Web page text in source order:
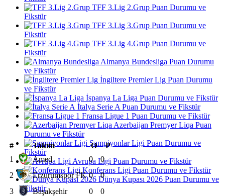
TFF 3.Lig 2.Grup Puan Durumu ve
Fikstür
TFF 3.Lig 3.Grup Puan Durumu ve
Fikstür
TFF 3.Lig 4.Grup Puan Durumu ve
Fikstür
Almanya Bundesliga Puan Durumu
ve Fikstür
İngiltere Premier Lig Puan Durumu
ve Fikstür
İspanya La Liga Puan Durumu ve Fikstür
İtalya Serie A Puan Durumu ve Fikstür
Fransa Ligue 1 Puan Durumu ve Fikstür
Azerbaijan Premyer Liqa Puan
Durumu ve Fikstür
Şampiyonlar Ligi Puan Durumu ve
Fikstür
Avrupa Ligi Puan Durumu ve Fikstür
Konferans Ligi Puan Durumu ve Fikstür
Dünya Kupası 2026 Puan Durumu ve
Fikstür
# Takım O
P
1
Amed 0
0
2
Erzurumspor FK 0
0
3
Başakşehir 0
0